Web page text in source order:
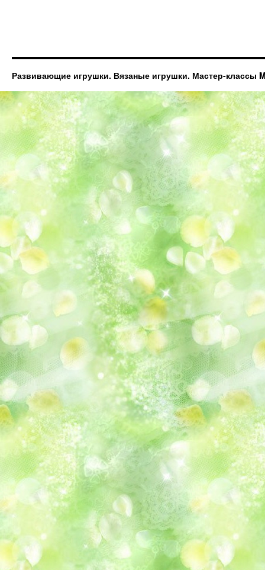
Развивающие игрушки. Вязаные игрушки. Мастер-классы